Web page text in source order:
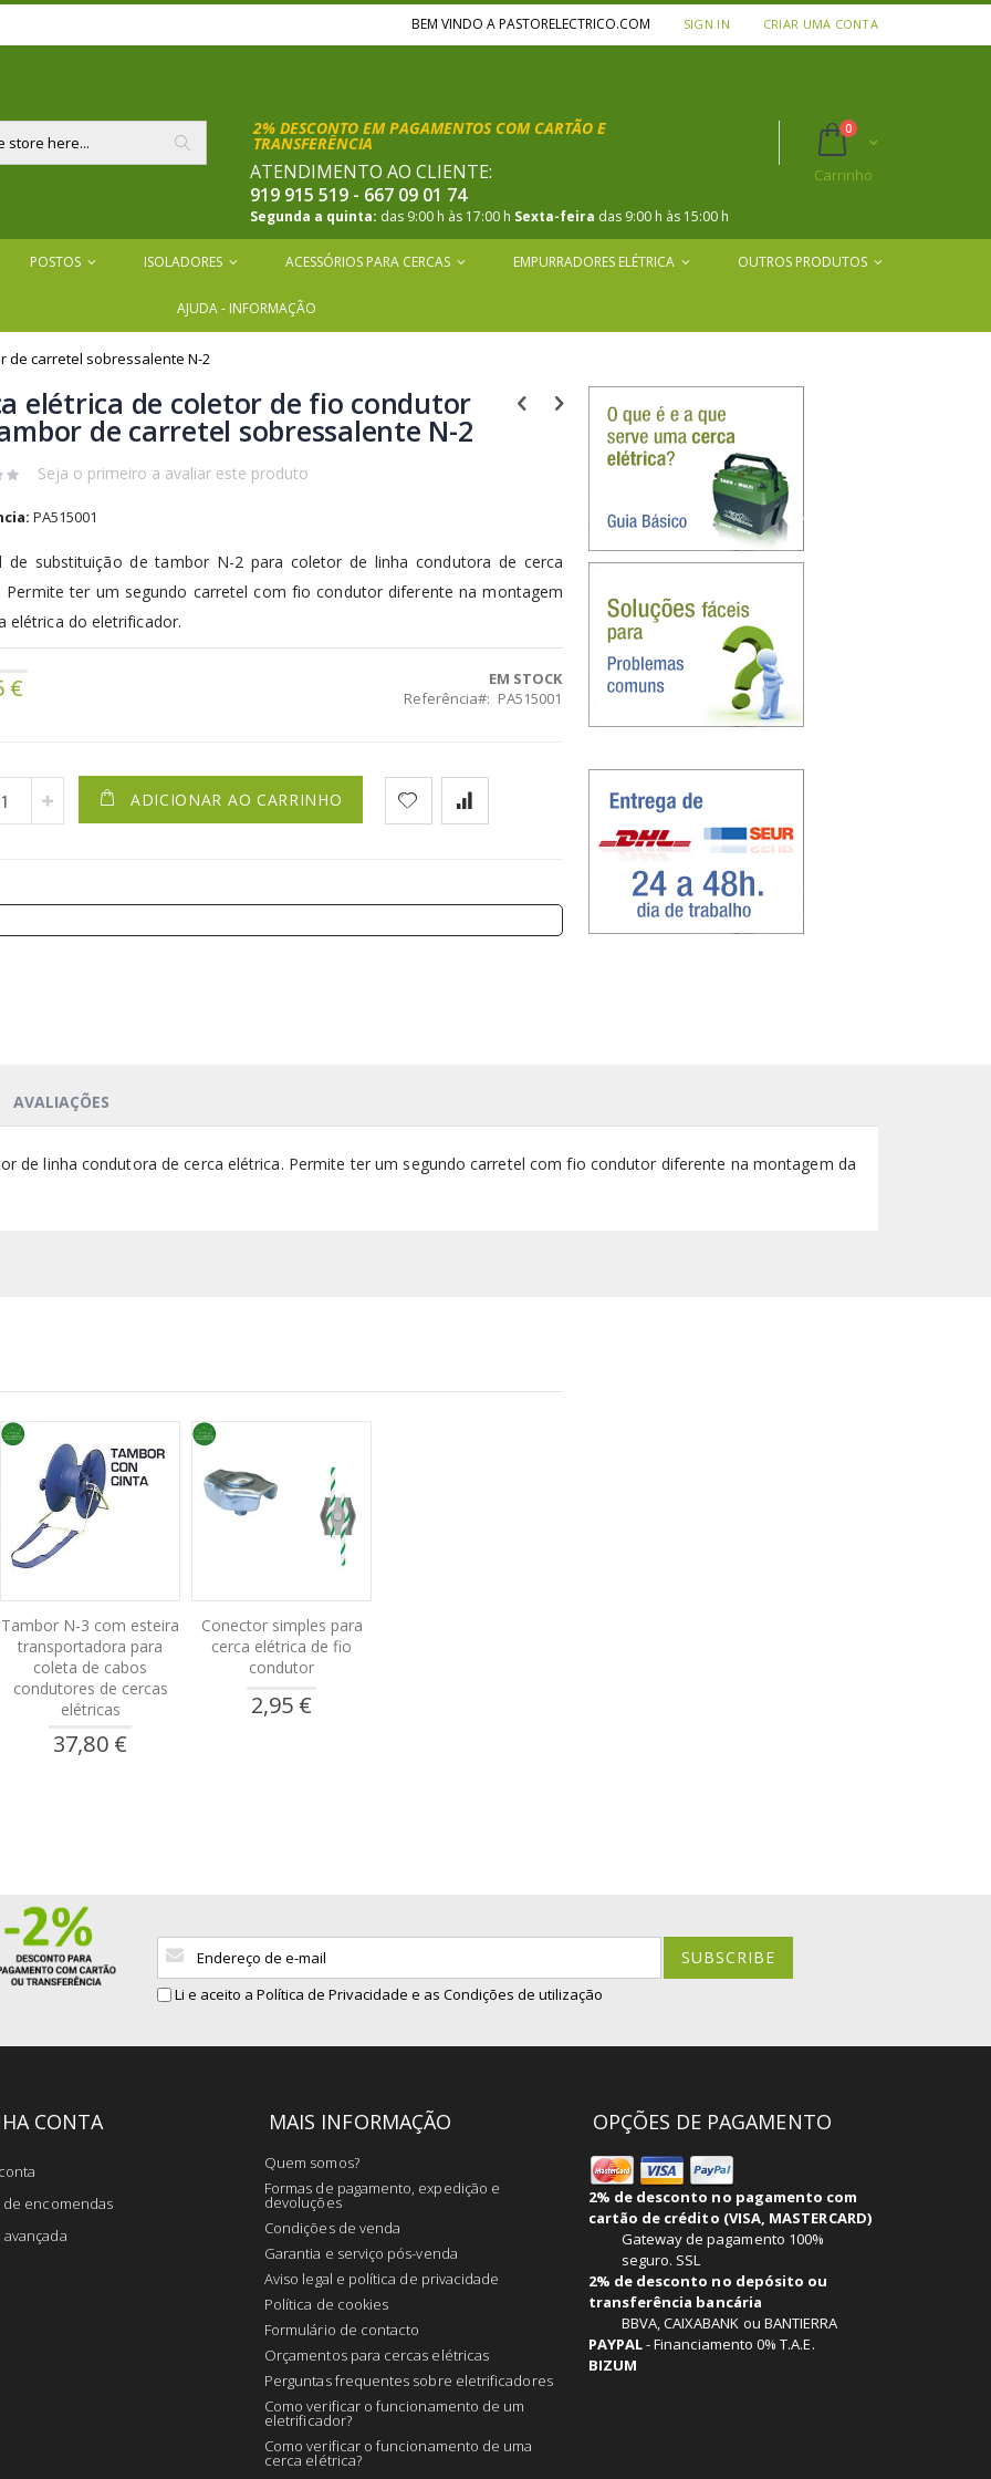
BEM VINDO A PASTORELECTRICO.COM SIGN IN CRIAR UMA CONTA
Carrinho
0itens
Carrinho
2% DESCONTO EM PAGAMENTOS COM CARTÃO E
TRANSFERÊNCIA
ATENDIMENTO AO CLIENTE:
919 915 519 - 667 09 01 74
Segunda a quinta: das 9:00 h às 17:00 h Sexta-feira das 9:00 h às 15:00 h
POSTOS ISOLADORES ACESSÓRIOS PARA CERCAS EMPURRADORES ELÉTRICA OUTROS PRODUTOS
AJUDA - INFORMAÇÃO
de carretel sobressalente N-2
elétrica de coletor de fio condutor
de carretel sobressalente N-2
Seja o primeiro a avaliar este produto
PA515001
de substituição de tambor N-2 para coletor de linha condutora de cerca
Permite ter um segundo carretel com fio condutor diferente na montagem
elétrica do eletrificador.
€
EM STOCK
Referência
PA515001
ADICIONAR AO CARRINHO
de linha condutora de cerca elétrica. Permite ter um segundo carretel com fio condutor diferente na montagem da
AVALIAÇÕES
Tambor N-3 com esteira
transportadora para
coleta de cabos
condutores de cercas
elétricas
37,80 €
Conector simples para
cerca elétrica de fio
condutor
2,95 €
Sign
Up
for
Our
SUBSCRIBE
Li e aceito a Política de Privacidade e as Condições de utilização
CONTA
de encomendas
avançada
MAIS INFORMAÇÃO
Quem somos?
Formas de pagamento, expedição e
devoluções
Condições de venda
Garantia e serviço pós-venda
Aviso legal e política de privacidade
Política de cookies
Formulário de contacto
Orçamentos para cercas elétricas
Perguntas frequentes sobre eletrificadores
Como verificar o funcionamento de um
eletrificador?
Como verificar o funcionamento de uma
cerca elétrica?
OPÇÕES DE PAGAMENTO
2% de desconto no pagamento com
cartão de crédito (VISA, MASTERCARD)
Gateway de pagamento 100%
seguro. SSL
2% de desconto no depósito ou
transferência bancária
BBVA, CAIXABANK ou BANTIERRA
PAYPAL-Financiamento 0% T.A.E.
BIZUM